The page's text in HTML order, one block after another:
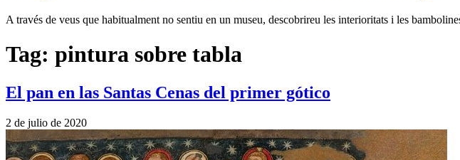
A través de veus que habitualment no sentiu en un museu, descobrireu les interioritats i les
Tag: pintura sobre tabla
El pan en las Santas Cenas del primer gótico
2 de julio de 2020